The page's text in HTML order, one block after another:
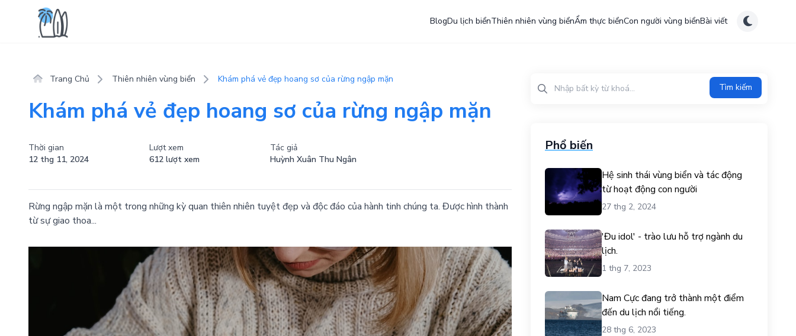
BlogDu lịch biểnThiên nhiên vùng biểnẨm thực biểnCon người vùng biểnBài viết
Trang Chủ Thiên nhiên vùng biển Khám phá vẻ đẹp hoang sơ của rừng ngập mặn
Khám phá vẻ đẹp hoang sơ của rừng ngập mặn
Thời gian
12 thg 11, 2024
Lượt xem
612 lượt xem
Tác giả
Huỳnh Xuân Thu Ngân
Rừng ngập mặn là một trong những kỳ quan thiên nhiên tuyệt đẹp và độc đáo của hành tinh chúng ta. Được hình thành
từ sự giao thoa...
Tìm kiếm
Phổ biến
Hệ sinh thái vùng biển và tác động
từ hoạt động con người
27 thg 2, 2024
'Đu idol' - trào lưu hỗ trợ ngành du
lịch.
1 thg 7, 2023
Nam Cực đang trở thành một điểm
đến du lịch nổi tiếng.
28 thg 6, 2023